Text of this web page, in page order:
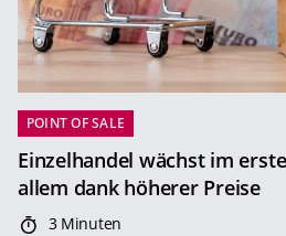
POINT OF SALE
Einzelhandel wächst im
allem dank höherer Preise
3 Minuten